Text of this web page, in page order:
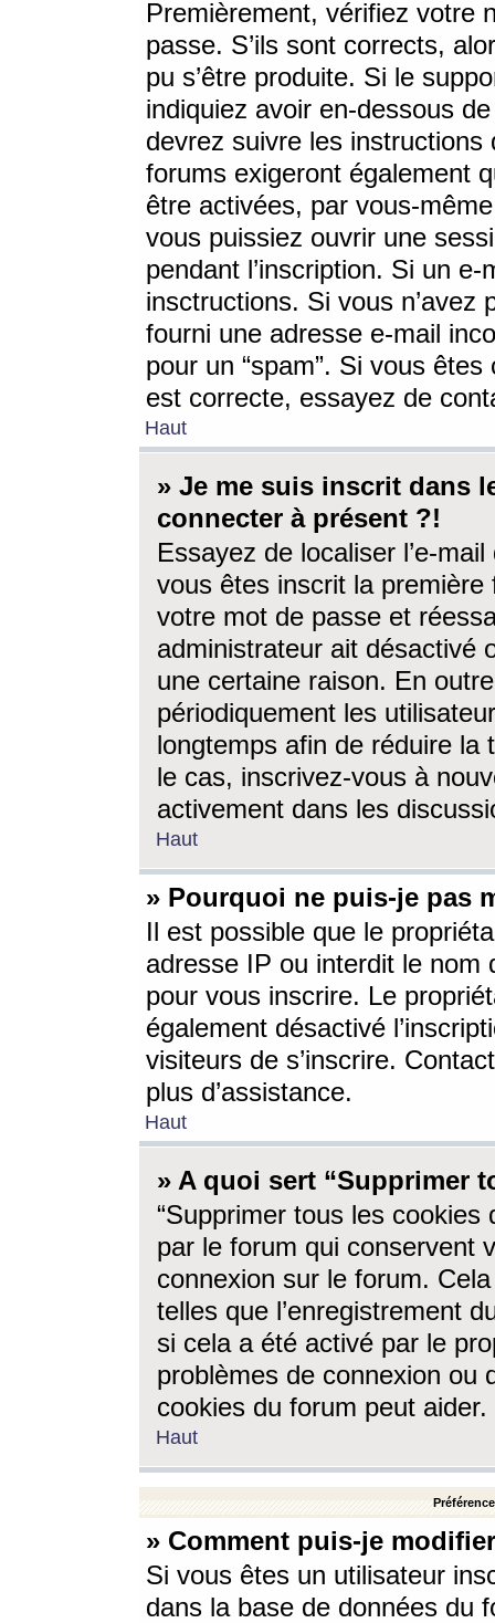
Premièrement, vérifiez votre
passe. S’ils sont corrects,
pu s’être produite. Si le
indiquiez avoir en-dessous
devrez suivre les
forums exigeront également
être activées, par vous-
vous puissiez ouvrir une
pendant l’inscription. Si un
insctructions. Si vous n’avez
fourni une adresse e-mail
pour un “spam”. Si vous
est correcte, essayez de
Haut
» Je me suis inscrit dans
connecter à présent ?!
Essayez de localiser l’e-
vous êtes inscrit la première
votre mot de passe et
administrateur ait désactivé
une certaine raison. En
périodiquement les
longtemps afin de réduire la
le cas, inscrivez-vous à
activement dans les
Haut
» Pourquoi ne puis-je pas
Il est possible que le
adresse IP ou interdit le nom
pour vous inscrire. Le
également désactivé
visiteurs de s’inscrire.
plus d’assistance.
Haut
» A quoi sert “Supprimer
“Supprimer tous les cookies
par le forum qui conservent
connexion sur le forum.
telles que l’enregistrement
si cela a été activé par le
problèmes de connexion ou
cookies du forum peut aider.
Haut
» Comment puis-je
Si vous êtes un utilisateur
dans la base de données du